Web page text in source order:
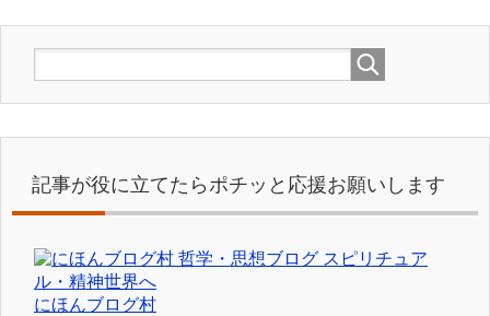
記事が役に立てたらポチッと応援お願いします
にほんブログ村